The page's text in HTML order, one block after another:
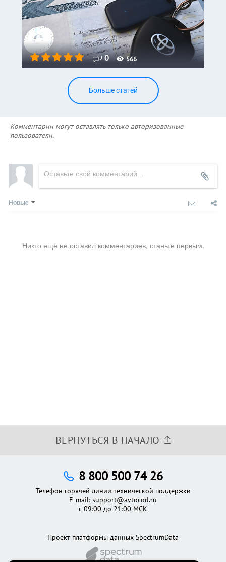
0 566
Больше статей
Комментарии могут оставлять только авторизованные
пользователи.
Новые
Никто ещё не оставил комментариев, станьте первым.
ВЕРНУТЬСЯ В НАЧАЛО
Проект платформы данных SpectrumData
8 800 500 74 26
Телефон горячей линии технической поддержки
E-mail: support@avtocod.ru
с 09:00 до 21:00 МСК